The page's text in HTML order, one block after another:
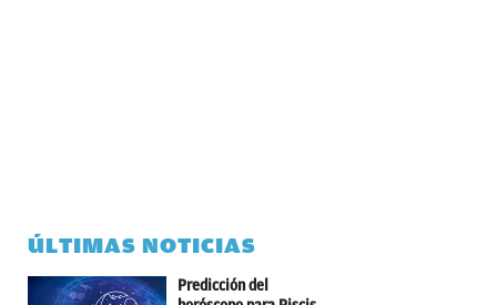
ÚLTIMAS NOTICIAS
Predicción del